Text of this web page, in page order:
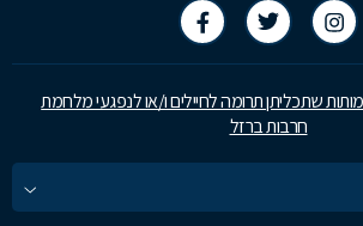
שתכליתן תרומה לחיילים ו/או לנפגעי מלחמת
חרבות ברזל